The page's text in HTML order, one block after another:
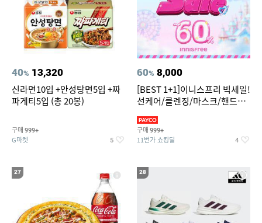
40% 13,320
신라면10입 +안성탕면5입 +짜
파게티5입 (총 20봉)
구매 999+
G마켓 5
60% 8,000
[BEST 1+1]이니스프리 빅세일!
선케어/클렌징/마스크/핸드크
구매 999+
11번가 쇼킹딜 4
27 28